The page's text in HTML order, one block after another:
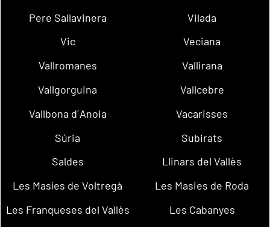
Pere Sallavinera
Vilada
Vic
Veciana
Vallromanes
Vallirana
Vallgorguina
Vallcebre
Vallbona d´Anoia
Vacarisses
Súria
Subirats
Saldes
Llinars del Vallès
Les Masíes de Voltregà
Les Masies de Roda
Les Franqueses del Vallès
Les Cabanyes